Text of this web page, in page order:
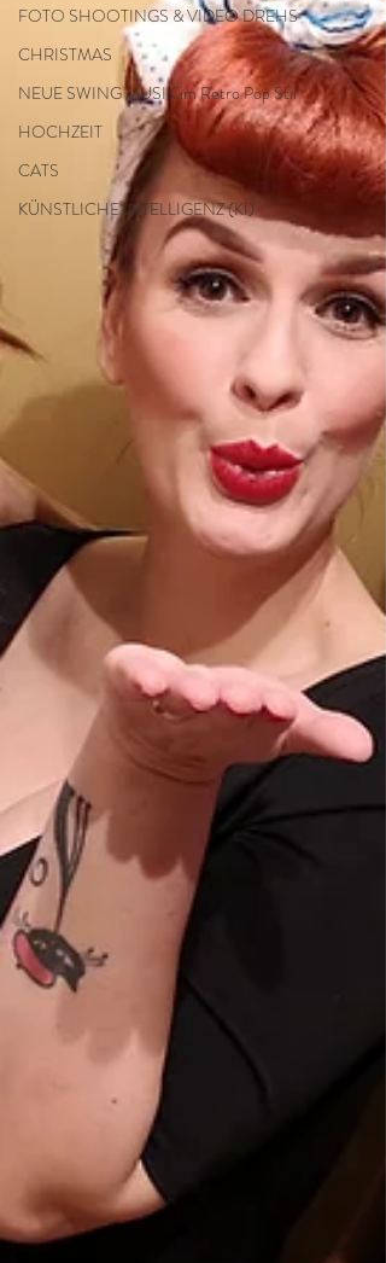
FOTO SHOOTINGS & VIDEO DREHS
CHRISTMAS
NEUE SWING MUSIK im Retro Pop Stil
HOCHZEIT
CATS
KÜNSTLICHE INTELLIGENZ (KI)